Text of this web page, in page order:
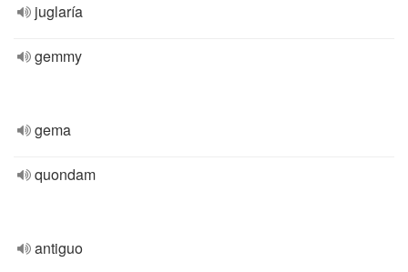
juglaría
gemmy
gema
quondam
antiguo